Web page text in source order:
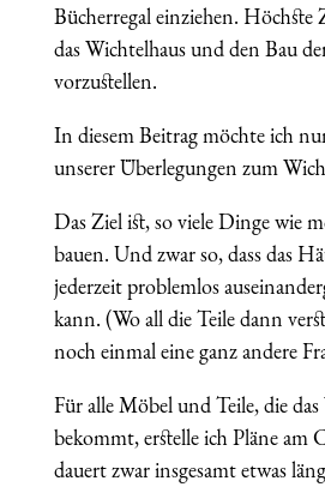
Bücherregal einziehen. Höchste
das Wichtelhaus und den Bau
vorzustellen.
In diesem Beitrag möchte ich
unserer Überlegungen zum
Das Ziel ist, so viele Dinge wie
bauen. Und zwar so, dass das
jederzeit problemlos
kann. (Wo all die Teile dann
noch einmal eine ganz andere
Für alle Möbel und Teile, die
bekommt, erstelle ich Pläne am
dauert zwar insgesamt etwas